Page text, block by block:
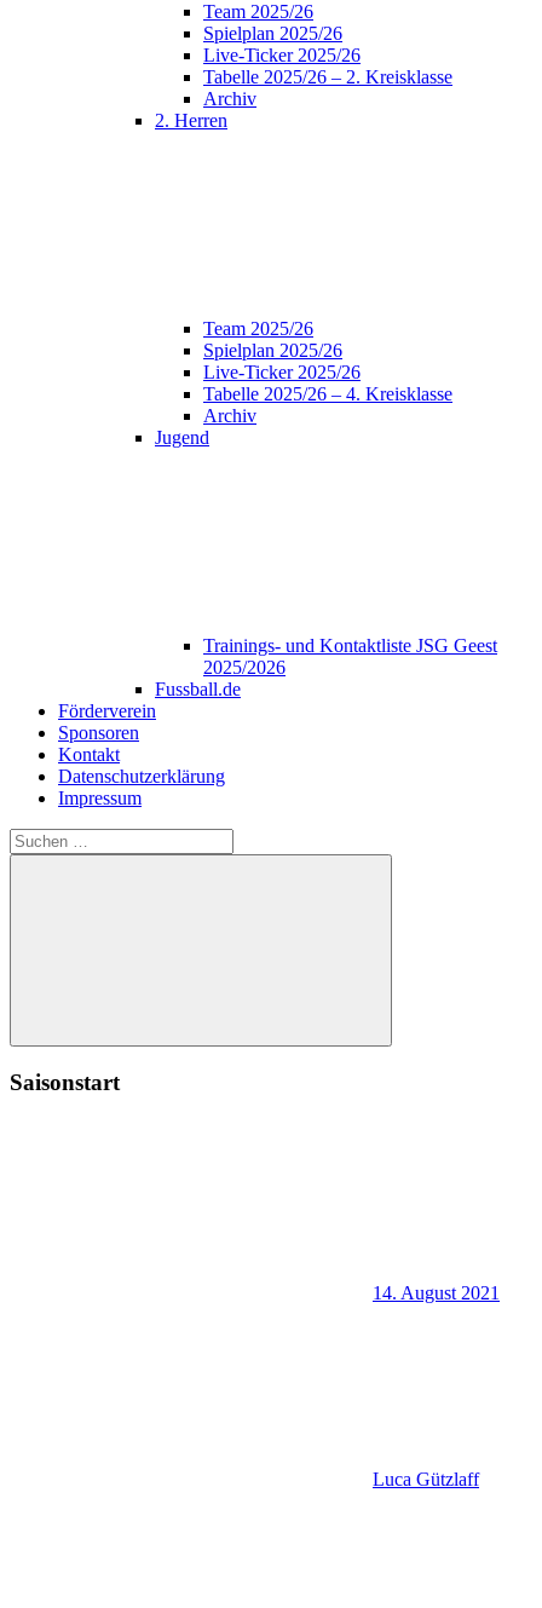
Team 2025/26
Spielplan 2025/26
Live-Ticker 2025/26
Tabelle 2025/26 – 2. Kreisklasse
Archiv
2. Herren
Team 2025/26
Spielplan 2025/26
Live-Ticker 2025/26
Tabelle 2025/26 – 4. Kreisklasse
Archiv
Jugend
Trainings- und Kontaktliste JSG Geest
2025/2026
Fussball.de
Förderverein
Sponsoren
Kontakt
Datenschutzerklärung
Impressum
Suchen
nach:
Suchen
Saisonstart
14. August 2021
Luca Gützlaff